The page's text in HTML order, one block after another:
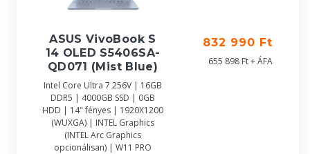
ASUS VivoBook S
14 OLED S5406SA-
QD071 (Mist Blue)
Intel Core Ultra 7 256V | 16GB
DDR5 | 4000GB SSD | 0GB
HDD | 14" fényes | 1920X1200
(WUXGA) | INTEL Graphics
(INTEL Arc Graphics
opcionálisan) | W11 PRO
832 990 Ft
655 898 Ft + ÁFA